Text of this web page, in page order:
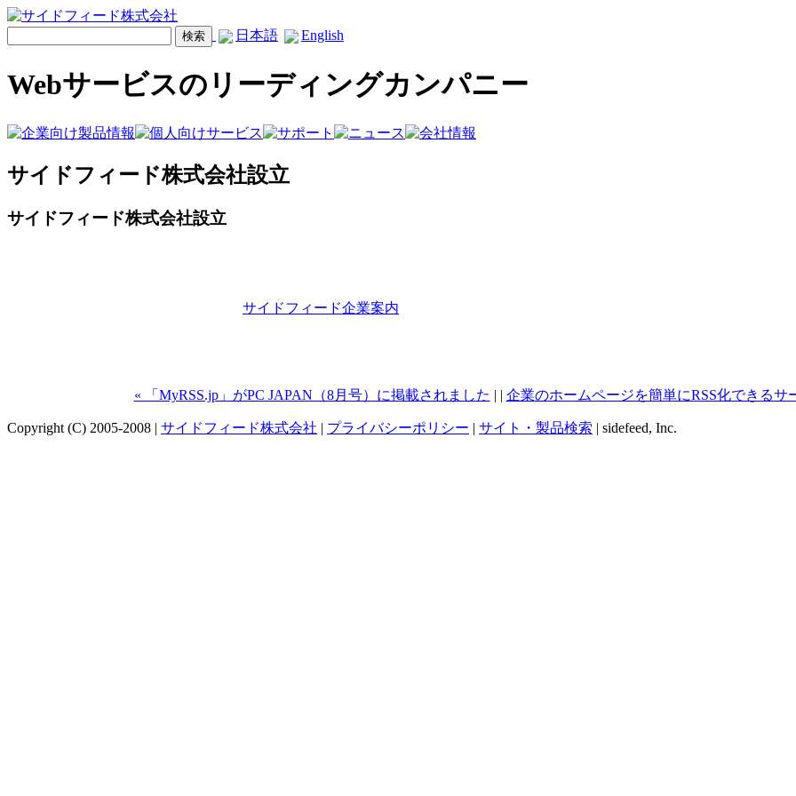
日本語 English
Webサービスのリーディングカンパニー
サイドフィード株式会社設立
サイドフィード株式会社設立
サイドフィード企業案内
« 「MyRSS.jp」がPC JAPAN（8月号）に掲載されました | | 企業のホームページを簡単にRSS化できるサ
Copyright (C) 2005-2008 | サイドフィード株式会社 | プライバシーポリシー | サイト・製品検索 | sidefeed, Inc.